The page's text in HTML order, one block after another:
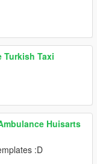
Turkish Taxi
Huisarts
:D